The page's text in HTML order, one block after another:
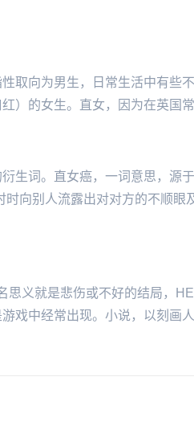
取向为男生，日常生活中有些
）的女生。直女，因为在英国
生词。直女癌，一词意思，源
向别人流露出对对方的不顺眼
思义就是悲伤或不好的结局，
戏中经常出现。小说，以刻画